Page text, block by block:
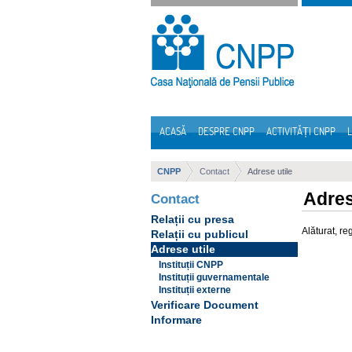
Sari la continut
ACASĂ DESPRE CNPP ACTIVITĂȚI CNPP
CNPP Contact Adrese utile
Contact
Relații cu presa
Relații cu publicul
Adrese utile
Instituții CNPP
Instituții guvernamentale
Instituții externe
Verificare Document
Informare
Alăturat,